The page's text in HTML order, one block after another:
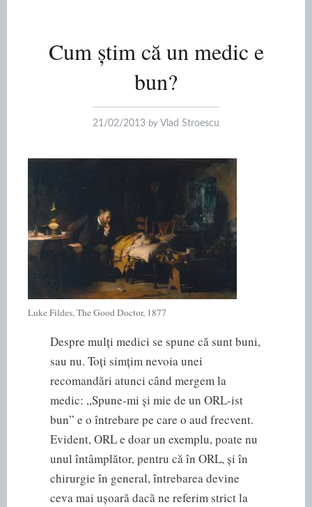
Cum știm că un medic e
bun?
21/02/2013 by Vlad Stroescu
Luke Fildes, The Good Doctor, 1877
Despre mulți medici se spune că sunt buni,
sau nu. Toți simțim nevoia unei
recomandări atunci când mergem la
medic: „Spune-mi și mie de un ORL-ist
bun” e o întrebare pe care o aud frecvent.
Evident, ORL e doar un exemplu, poate nu
unul întâmplător, pentru că în ORL, și în
chirurgie în general, întrebarea devine
ceva mai ușoară dacă ne referim strict la